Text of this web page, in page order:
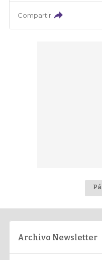
Compartir
Archivo Newsletter